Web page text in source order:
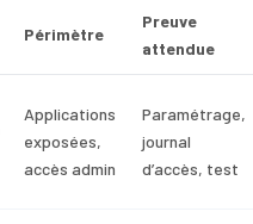
Périmètre
Preuve
attendue
Applications
exposées,
accès admin
Paramétrage,
journal
d’accès, test